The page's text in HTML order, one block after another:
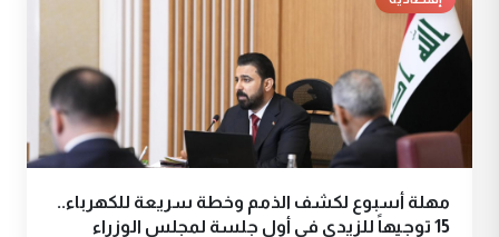
مهلة أسبوع لكشف الذمم وخطة سريعة للكهرباء..
15 توجيهاً للزيدي في أول جلسة لمجلس الوزراء